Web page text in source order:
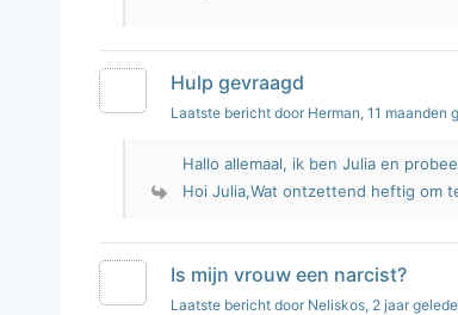
Hulp gevraagd
Laatste bericht door Herman, 11 maanden
Hallo allemaal, ik ben Julia en
Hoi Julia,Wat ontzettend heftig om
Is mijn vrouw een narcist?
Laatste bericht door Neliskos, 2 jaar